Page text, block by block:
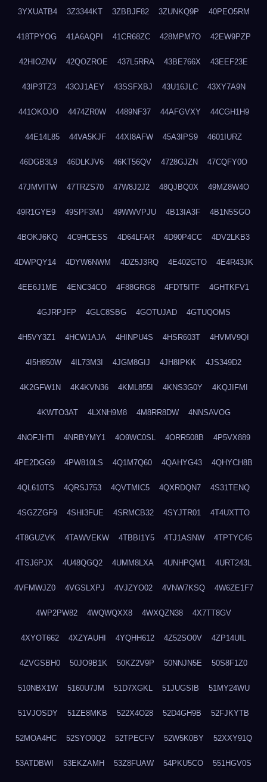
3YXUATB4 3Z3344KT 3ZBBJF82 3ZUNKQ9P 40PEO5RM
418TPYOG 41A6AQPI 41CR68ZC 428MPM7O 42EW9PZP
42HIOZNV 42QOZROE 437L5RRA 43BE766X 43EEF23E
43IP3TZ3 43OJ1AEY 43SSFXBJ 43U16JLC 43XY7A9N
441OKOJO 4474ZR0W 4489NF37 44AFGVXY 44CGH1H9
44E14L85 44VA5KJF 44XI8AFW 45A3IPS9 4601IURZ
46DGB3L9 46DLKJV6 46KT56QV 4728GJZN 47CQFY0O
47JMVITW 47TRZS70 47W8J2J2 48QJBQ0X 49MZ8W4O
49R1GYE9 49SPF3MJ 49WWVPJU 4B13IA3F 4B1N5SGO
4BOKJ6KQ 4C9HCESS 4D64LFAR 4D90P4CC 4DV2LKB3
4DWPQY14 4DYW6NWM 4DZ5J3RQ 4E402GTO 4E4R43JK
4EE6J1ME 4ENC34CO 4F88GRG8 4FDT5ITF 4GHTKFV1
4GJRPJFP 4GLC8SBG 4GOTUJAD 4GTUQOMS
4H5VY3Z1 4HCW1AJA 4HINPU4S 4HSR603T 4HVMV9QI
4I5H850W 4IL73M3I 4JGM8GIJ 4JH8IPKK 4JS349D2
4K2GFW1N 4K4KVN36 4KML855I 4KNS3G0Y 4KQJIFMI
4KWTO3AT 4LXNH9M8 4M8RR8DW 4NNSAVOG
4NOFJHTI 4NRBYMY1 4O9WC0SL 4ORR508B 4P5VX889
4PE2DGG9 4PW810LS 4Q1M7Q60 4QAHYG43 4QHYCH8B
4QL610TS 4QRSJ753 4QVTMIC5 4QXRDQN7 4S31TENQ
4SGZZGF9 4SHI3FUE 4SRMCB32 4SYJTR01 4T4UXTTO
4T8GUZVK 4TAWVEKW 4TBBI1Y5 4TJ1ASNW 4TPTYC45
4TSJ6PJX 4U48QGQ2 4UMM8LXA 4UNHPQM1 4URT243L
4VFMWJZ0 4VGSLXPJ 4VJZYO02 4VNW7KSQ 4W6ZE1F7
4WP2PW82 4WQWQXX8 4WXQZN38 4X7TT8GV
4XYOT662 4XZYAUHI 4YQHH612 4Z52SO0V 4ZP14UIL
4ZVGSBH0 50JO9B1K 50KZ2V9P 50NNJN5E 50S8F1Z0
510NBX1W 5160U7JM 51D7XGKL 51JUGSIB 51MY24WU
51VJOSDY 51ZE8MKB 522X4O28 52D4GH9B 52FJKYTB
52MOA4HC 52SYO0Q2 52TPECFV 52W5K0BY 52XXY91Q
53ATDBWI 53EKZAMH 53Z8FUAW 54PKU5CO 551HGV0S